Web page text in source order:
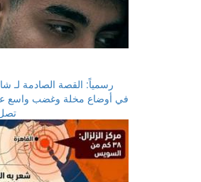
رسمياً: القصة الصادمة لـ
في أوضاع مخلة وغضب واسع
تصل إلى